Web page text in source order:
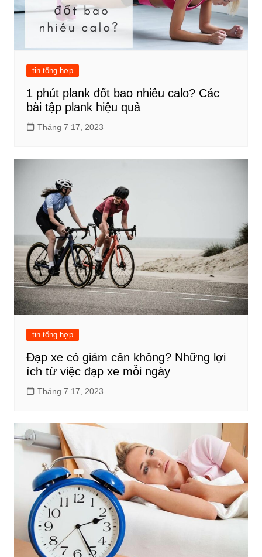
tin tổng hợp
1 phút plank đốt bao nhiêu calo? Các
bài tập plank hiệu quả
Tháng 7 17, 2023
tin tổng hợp
Đạp xe có giảm cân không? Những lợi
ích từ việc đạp xe mỗi ngày
Tháng 7 17, 2023